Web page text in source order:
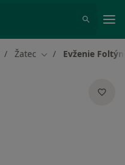
Žatec Změna města
Evženie